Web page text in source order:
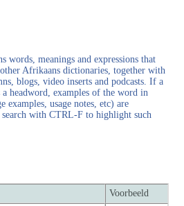
words, meanings and expressions that
Afrikaans dictionaries, together with
blogs, video inserts and podcasts. If a
headword, examples of the word in
examples, usage notes, etc) are
with CTRL-F to highlight such
Voorbeeld